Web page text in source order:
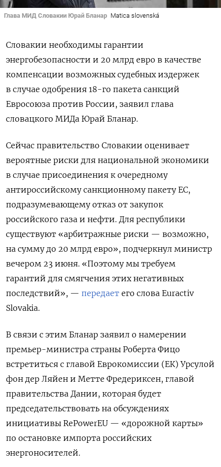
Глава МИД Словакии Юрай Бланар Matica slovenská
Словакии необходимы гарантии
энергобезопасности и 20 млрд евро в качестве
компенсации возможных судебных издержек
в случае одобрения 18-го пакета санкций
Евросоюза против России, заявил глава
словацкого МИДа Юрай Бланар.
Сейчас правительство Словакии оценивает
вероятные риски для национальной экономики
в случае присоединения к очередному
антироссийскому санкционному пакету ЕС,
подразумевающему отказ от закупок
российского газа и нефти. Для республики
существуют «арбитражные риски — возможно,
на сумму до 20 млрд евро», подчеркнул министр
вечером 23 июня. «Поэтому мы требуем
гарантий для смягчения этих негативных
последствий», — передает его слова Euractiv
Slovakia.
В связи с этим Бланар заявил о намерении
премьер-министра страны Роберта Фицо
встретиться с главой Еврокомиссии (ЕК) Урсулой
фон дер Ляйен и Метте Фредериксен, главой
правительства Дании, которая будет
председательствовать на обсуждениях
инициативы RePowerEU — «дорожной карты»
по остановке импорта российских
энергоносителей.